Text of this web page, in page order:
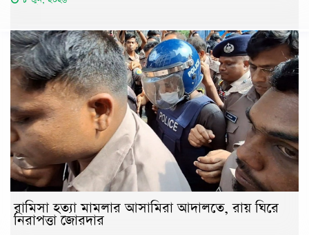
রামিসা হত্যা মামলার আসামিরা আদালতে, রায় ঘিরে
নিরাপত্তা জোরদার